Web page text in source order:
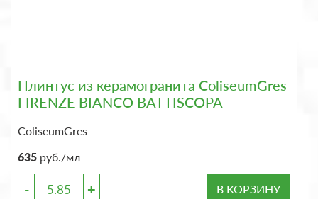
Плинтус из керамогранита ColiseumGres
FIRENZE BIANCO BATTISCOPA
ColiseumGres
635 руб./мл
- + В КОРЗИНУ